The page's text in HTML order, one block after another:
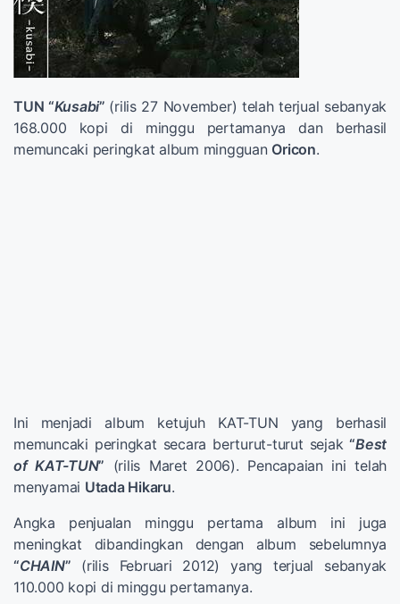
TUN “Kusabi” (rilis 27 November) telah terjual sebanyak
168.000 kopi di minggu pertamanya dan berhasil
memuncaki peringkat album mingguan Oricon.
Ini menjadi album ketujuh KAT-TUN yang berhasil
memuncaki peringkat secara berturut-turut sejak“Best
of KAT-TUN” (rilis Maret 2006). Pencapaian ini telah
menyamai Utada Hikaru.
Angka penjualan minggu pertama album ini juga
meningkat dibandingkan dengan album sebelumnya
“CHAIN” (rilis Februari 2012) yang terjual sebanyak
110.000 kopi di minggu pertamanya.